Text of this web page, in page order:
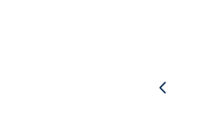
Pagina precedente
Pagina